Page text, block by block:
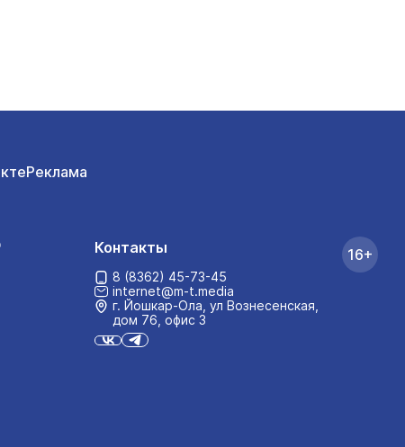
Реклама
Контакты
8 (8362) 45-73-45
internet@m-t.media
г. Йошкар‑Ола, ул Вознесенская,
дом 76, офис 3
16+